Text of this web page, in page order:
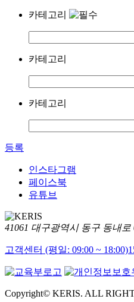
카테고리
카테고리
카테고리
등록
인스타그램
페이스북
유튜브
41061 대구광역시 동구 동내로
고객센터 (평일: 09:00 ~ 18:00)
Copyright© KERIS. ALL